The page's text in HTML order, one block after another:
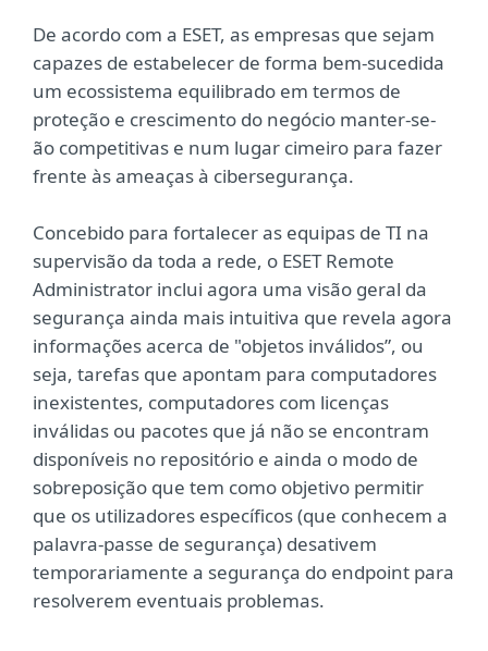
De acordo com a ESET, as empresas que sejam
capazes de estabelecer de forma bem-sucedida
um ecossistema equilibrado em termos de
proteção e crescimento do negócio manter-se-
ão competitivas e num lugar cimeiro para fazer
frente às ameaças à cibersegurança.
Concebido para fortalecer as equipas de TI na
supervisão da toda a rede, o ESET Remote
Administrator inclui agora uma visão geral da
segurança ainda mais intuitiva que revela agora
informações acerca de "objetos inválidos”, ou
seja, tarefas que apontam para computadores
inexistentes, computadores com licenças
inválidas ou pacotes que já não se encontram
disponíveis no repositório e ainda o modo de
sobreposição que tem como objetivo permitir
que os utilizadores específicos (que conhecem a
palavra-passe de segurança) desativem
temporariamente a segurança do endpoint para
resolverem eventuais problemas.